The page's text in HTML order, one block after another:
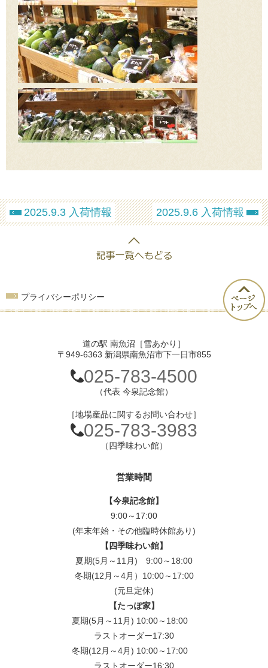
2025.9.3 入荷情報 2025.9.6 入荷情報
プライバシーポリシー
道の駅 南魚沼［雪あかり］
〒949-6363 新潟県南魚沼市下一日市855
025-783-4500
（代表 今泉記念館）
［地場産品に関するお問い合わせ］
025-783-3983
（四季味わい館）
営業時間
【今泉記念館】
9:00～17:00
(年末年始・その他臨時休館あり)
【四季味わい館】
夏期(5月～11月) 9:00～18:00
冬期(12月～4月）10:00～17:00
(元旦定休)
【たっぽ家】
夏期(5月～11月) 10:00～18:00
ラストオーダー17:30
冬期(12月～4月) 10:00～17:00
ラストオーダー16:30